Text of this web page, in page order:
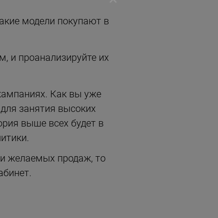
модели покупают в
и проанализируйте их
Как вы уже
занятия высоких
выше всех будет в
желаемых продаж, то